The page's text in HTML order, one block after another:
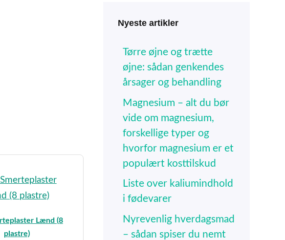
Lænd (8
plastre)
Nyeste artikler
Tørre øjne og trætte
øjne: sådan genkendes
årsager og behandling
Magnesium – alt du bør
vide om magnesium,
forskellige typer og
hvorfor magnesium er et
populært kosttilskud
Liste over kaliumindhold
i fødevarer
Nyrevenlig hverdagsmad
– sådan spiser du nemt